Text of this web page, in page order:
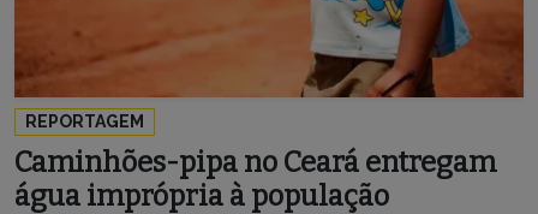
REPORTAGEM
Caminhões-pipa no Ceará entregam
água imprópria à população